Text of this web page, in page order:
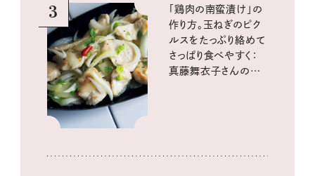
3
「鶏肉の南蛮漬け」の
作り方。玉ねぎのピク
ルスをたっぷり絡めて
さっぱり食べやすく：
真藤舞衣子さんの発